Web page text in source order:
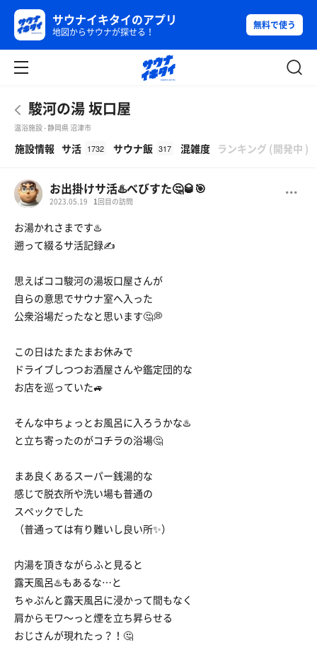
サウナイキタイのアプリ
地図からサウナが探せる！
無料で使う
駿河の湯 坂口屋
温浴施設 - 静岡県 沼津市
施設情報 サ活 1732 サウナ飯 317 混雑度 ランキング (開発中 )
お出掛けサ活♨️べびすた🤔🥃🎯
2023.05.19 1 回目の訪問
お湯かれさまです♨️
遡って綴るサ活記録✍
思えばココ駿河の湯坂口屋さんが
自らの意思でサウナ室へ入った
公衆浴場だったなと思います🤔💭
この日はたまたまお休みで
ドライブしつつお酒屋さんや鑑定団的な
お店を巡っていた🚙
そんな中ちょっとお風呂に入ろうかな♨️
と立ち寄ったのがコチラの浴場🤔
まあ良くあるスーパー銭湯的な
感じで脱衣所や洗い場も普通の
スペックでした
（普通っては有り難いし良い所✨）
内湯を頂きながらふと見ると
露天風呂♨️もあるな…と
ちゃぷんと露天風呂に浸かって間もなく
肩からモワ〜っと煙を立ち昇らせる
おじさんが現れたっ？！🤔